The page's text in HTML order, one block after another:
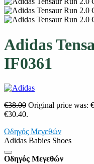
Adidas
IF0361
€38.00 Original price was:
€30.40.
Οδηγός Μεγεθών
Adidas Babies Shoes
Οδηγός Μεγεθών